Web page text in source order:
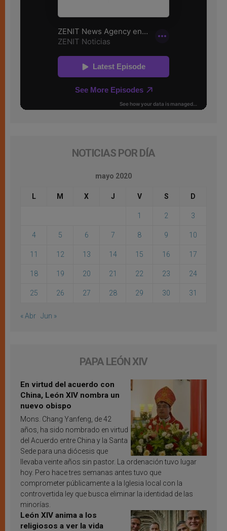
NOTICIAS POR DÍA
mayo 2020
L M X J V S D
1 2 3
4 5 6 7 8 9 10
11 12 13 14 15 16 17
18 19 20 21 22 23 24
25 26 27 28 29 30 31
« Abr Jun »
PAPA LEÓN XIV
En virtud del acuerdo con
China, León XIV nombra un
nuevo obispo
Mons. Chang Yanfeng, de 42
años, ha sido nombrado en virtud
del Acuerdo entre China y la Santa
Sede para una diócesis que
llevaba veinte años sin pastor. La ordenación tuvo lugar
hoy. Pero hace tres semanas antes tuvo que
comprometer públicamente a la Iglesia local con la
controvertida ley que busca eliminar la identidad de las
minorías.
León XIV anima a los
religiosos a ver la vida